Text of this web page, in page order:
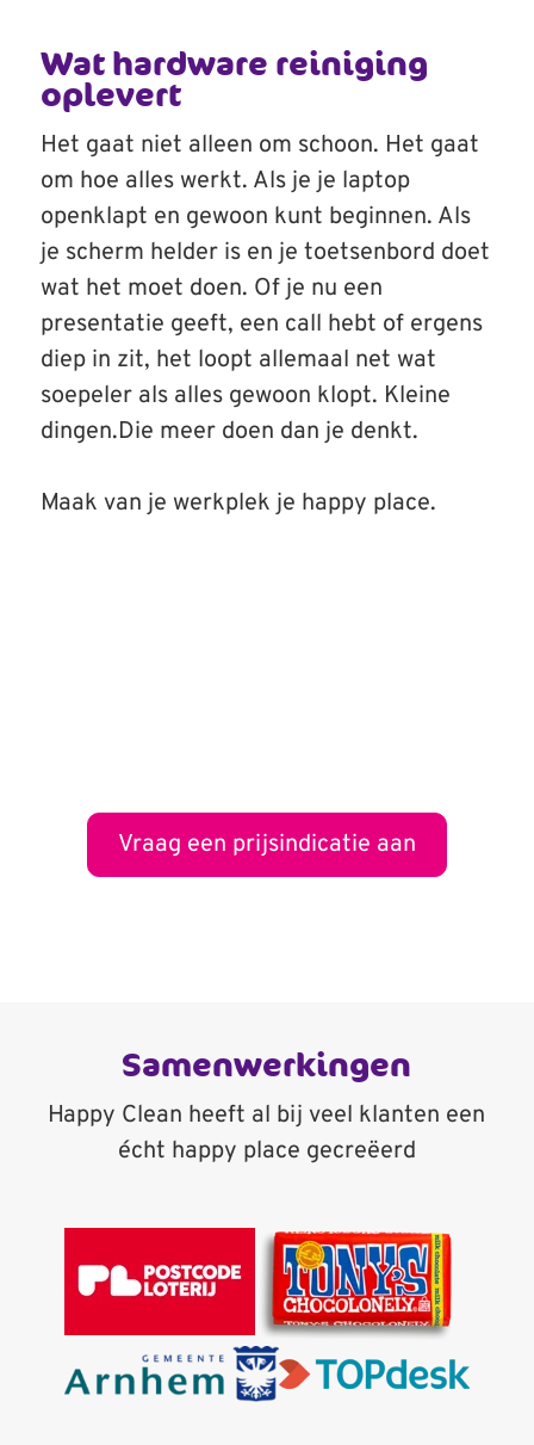
Wat hardware reiniging
oplevert
Het gaat niet alleen om schoon. Het gaat
om hoe alles werkt. Als je je laptop
openklapt en gewoon kunt beginnen. Als
je scherm helder is en je toetsenbord doet
wat het moet doen. Of je nu een
presentatie geeft, een call hebt of ergens
diep in zit, het loopt allemaal net wat
soepeler als alles gewoon klopt. Kleine
dingen.Die meer doen dan je denkt.
Maak van je werkplek je happy place.
Vraag een prijsindicatie aan
Samenwerkingen
Happy Clean heeft al bij veel klanten een
écht happy place gecreëerd